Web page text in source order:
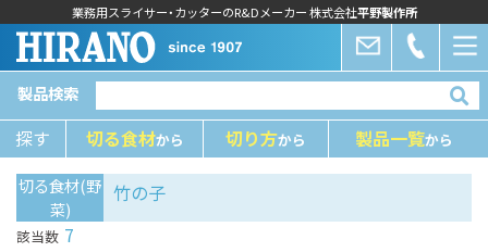
製品検索
探す 切る⾷材から 切り⽅から 製品⼀覧から
業務用スライサー・カッターのR&Dメーカー 株式会社平野製作所
切る食材(野
菜)
⽵の⼦
該当数 7